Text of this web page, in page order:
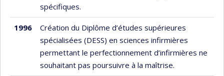
spécifiques.
1996
Création du Diplôme d’études supérieures
spécialisées (DESS) en sciences infirmières
permettant le perfectionnement d’infirmières ne
souhaitant pas poursuivre à la maîtrise.